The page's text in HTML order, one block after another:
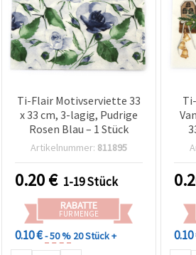
Ti-Flair Motivserviette 33
x 33 cm, 3-lagig, Pudrige
Rosen Blau – 1 Stück
Artikelnummer: 811895
0.20€ 1-19 Stück
RABATTE
FÜR MENGE
0.10 €- 50 % 20 Stück + 0.10